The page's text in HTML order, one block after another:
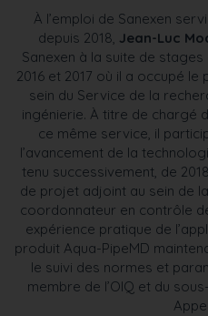
À l’emploi de Sanexen
depuis 2018, Jean-Luc
Sanexen à la suite de
2016 et 2017 où il a occupé
sein du Service de la
ingénierie. À titre de chargé
ce même service, il
l’avancement de la
tenu successivement, de
de projet adjoint au sein de
coordonnateur en contrôle
expérience pratique de
produit Aqua-PipeMD
le suivi des normes et
membre de l’OIQ et du